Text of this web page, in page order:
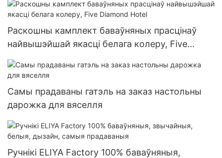
Раскошны камплект баваўняных прасцінаў
найвышэйшай якасці белага колеру, Five
Diamond Hotel
Самы прадаваны гатэль на заказ настольны
дарожка для вяселля
Ручнікі ELIYA Factory 100% баваўняныя,